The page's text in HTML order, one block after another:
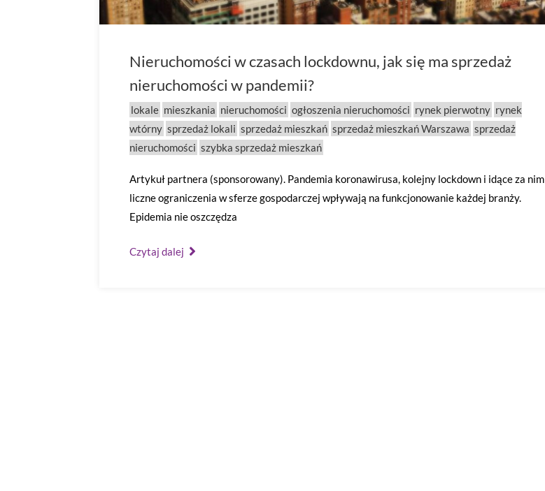
Nieruchomości w czasach lockdownu, jak się ma sprzedaż
nieruchomości w pandemii?
lokale mieszkania nieruchomości ogłoszenia nieruchomości rynek pierwotny rynek
wtórny sprzedaż lokali sprzedaż mieszkań sprzedaż mieszkań Warszawa sprzedaż
nieruchomości szybka sprzedaż mieszkań
Artykuł partnera (sponsorowany). Pandemia koronawirusa, kolejny lockdown i idące za nim
liczne ograniczenia w sferze gospodarczej wpływają na funkcjonowanie każdej branży.
Epidemia nie oszczędza
Czytaj dalej